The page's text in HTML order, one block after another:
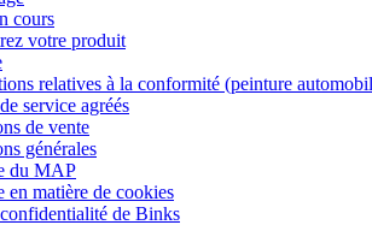
cours
votre produit
relatives à la conformité (peinture
service agréés
de vente
générales
du MAP
en matière de cookies
de Binks